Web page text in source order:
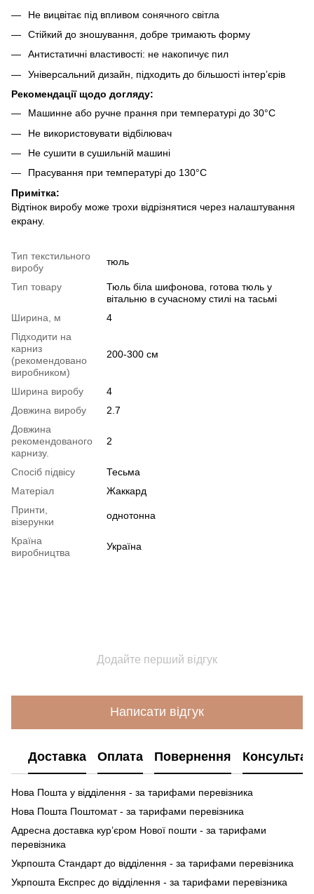
Не вицвітає під впливом сонячного світла
Стійкий до зношування, добре тримають форму
Антистатичні властивості: не накопичує пил
Універсальний дизайн, підходить до більшості інтер’єрів
Рекомендації щодо догляду:
Машинне або ручне прання при температурі до 30°C
Не використовувати відбілювач
Не сушити в сушильній машині
Прасування при температурі до 130°C
Примітка:
Відтінок виробу може трохи відрізнятися через налаштування
екрану.
Тип текстильного
виробу
тюль
Тип товару
Тюль біла шифонова, готова тюль у
вітальню в сучасному стилі на тасьмі
Ширина, м
4
Підходити на
карниз
(рекомендовано
виробником)
200-300 см
Ширина виробу
4
Довжина виробу
2.7
Довжина
рекомендованого
карнизу.
2
Спосіб підвісу
Тесьма
Матеріал
Жаккард
Принти,
візерунки
однотонна
Країна
виробництва
Україна
Додайте перший відгук
Написати відгук
Доставка Оплата Повернення
Нова Пошта у відділення - за тарифами перевізника
Нова Пошта Поштомат - за тарифами перевізника
Адресна доставка кур’єром Нової пошти - за тарифами
перевізника
Укрпошта Стандарт до відділення - за тарифами перевізника
Укрпошта Експрес до відділення - за тарифами перевізника